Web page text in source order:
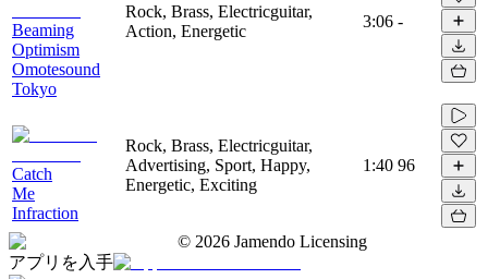
Beaming
Optimism
Omotesound
Tokyo
Rock, Brass, Electricguitar,
Action, Energetic
3:06 -
Catch
Me
Infraction
Rock, Brass, Electricguitar,
Advertising, Sport, Happy,
Energetic, Exciting
1:40 96
© 2026 Jamendo Licensing
アプリを入手